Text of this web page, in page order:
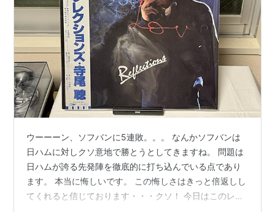
ウーーーン、ソフバンに5連敗。。。 なんかソフバンは
日ハムに対しクソ意地で勝とうとしてきますね。 問題は
日ハムが誇る先発陣を徹底的に打ち込んでいる点であり
ます。 本当に悔しいです。 この悔しさはきっと倍返しし
てくれると信じております・・・クソ！ 今日はこのレコ